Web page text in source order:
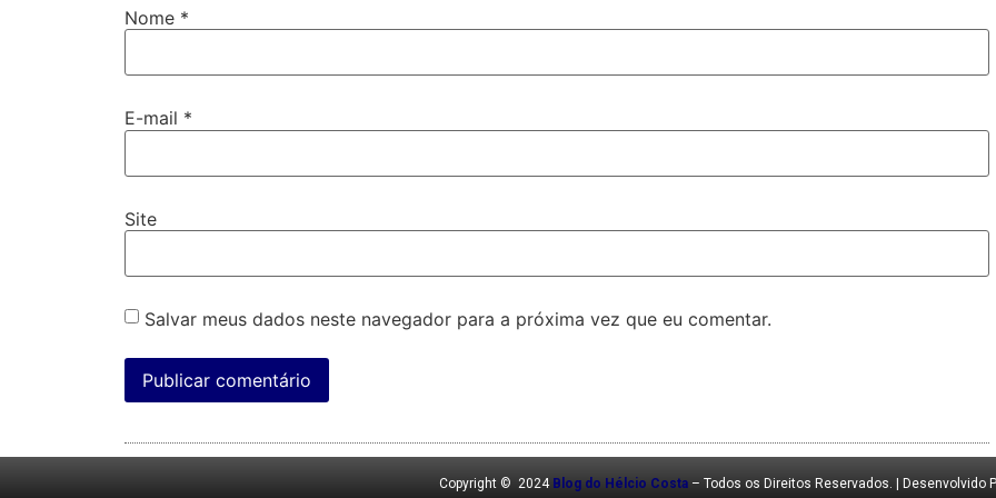
Nome *
E-mail *
Site
Salvar meus dados neste navegador para a próxima vez que eu comentar.
Copyright © 2024 Blog do Hélcio Costa – Todos os Direitos Reservados. | Desenvolvido